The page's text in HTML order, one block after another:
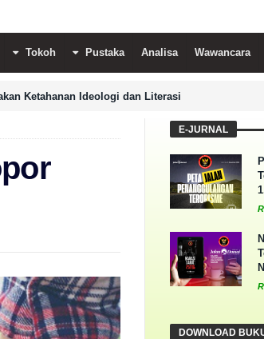
Tokoh Pustaka Analisa Wawancara
Ketahanan Ideologi dan Literasi
E-JURNAL
DOWNLOAD